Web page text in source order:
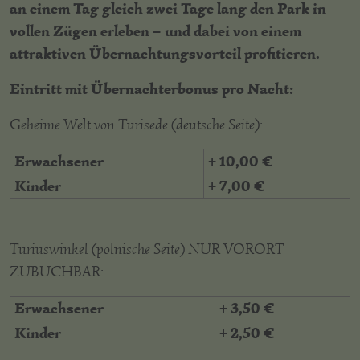
an einem Tag gleich zwei Tage lang den Park in
vollen Zügen erleben – und dabei von einem
attraktiven Übernachtungsvorteil profitieren.
Eintritt mit Übernachterbonus pro Nacht:
Geheime Welt von Turisede (deutsche Seite):
Erwachsener
+ 10,00 €
Kinder
+ 7,00 €
Turiuswinkel (polnische Seite) NUR VORORT
ZUBUCHBAR:
Erwachsener
+ 3,50 €
Kinder
+ 2,50 €